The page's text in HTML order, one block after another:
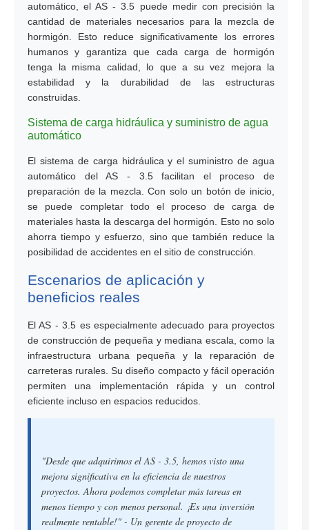
automático, el AS - 3.5 puede medir con precisión la
cantidad de materiales necesarios para la mezcla de
hormigón. Esto reduce significativamente los errores
humanos y garantiza que cada carga de hormigón
tenga la misma calidad, lo que a su vez mejora la
estabilidad y la durabilidad de las estructuras
construidas.
Sistema de carga hidráulica y suministro de agua
automático
El sistema de carga hidráulica y el suministro de agua
automático del AS - 3.5 facilitan el proceso de
preparación de la mezcla. Con solo un botón de inicio,
se puede completar todo el proceso de carga de
materiales hasta la descarga del hormigón. Esto no solo
ahorra tiempo y esfuerzo, sino que también reduce la
posibilidad de accidentes en el sitio de construcción.
Escenarios de aplicación y
beneficios reales
El AS - 3.5 es especialmente adecuado para proyectos
de construcción de pequeña y mediana escala, como la
infraestructura urbana pequeña y la reparación de
carreteras rurales. Su diseño compacto y fácil operación
permiten una implementación rápida y un control
eficiente incluso en espacios reducidos.
"Desde que adquirimos el AS - 3.5, hemos visto una
mejora significativa en la eficiencia de nuestros
proyectos. Ahora podemos completar más tareas en
menos tiempo y con menos personal. ¡Es una inversión
realmente rentable!" - Un gerente de proyecto de